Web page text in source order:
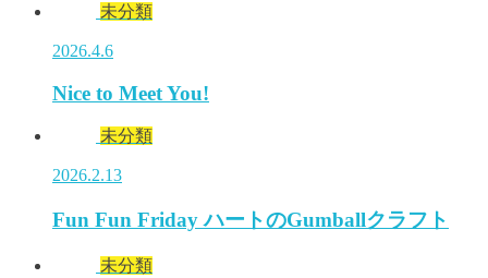
未分類
2026.4.6
Nice to Meet You!
未分類
2026.2.13
Fun Fun Friday ハートのGumballクラフト
未分類